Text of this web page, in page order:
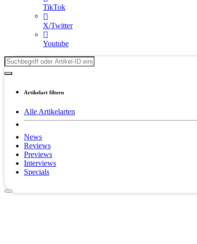
TikTok
X/Twitter
Youtube
Artikelart filtern
Alle Artikelarten
News
Reviews
Previews
Interviews
Specials